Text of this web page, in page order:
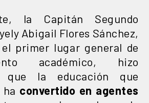
la Capitán Segundo
Abigail Flores Sánchez,
primer lugar general de
académico, hizo
que la educación que
convertido en agentes